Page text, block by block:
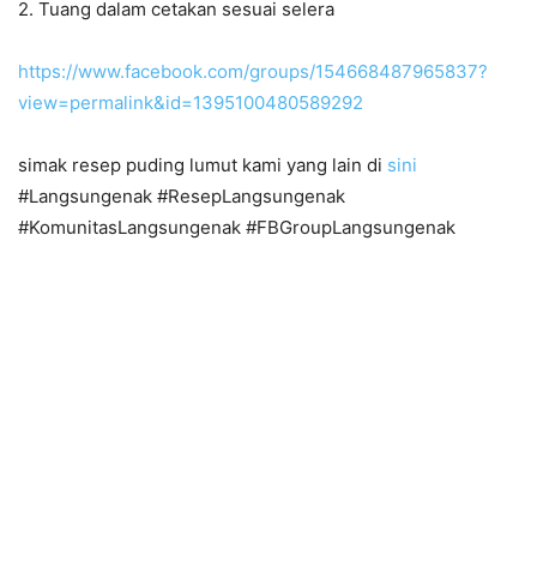
2. Tuang dalam cetakan sesuai selera
https://www.facebook.com/groups/154668487965837?
view=permalink&id=1395100480589292
simak resep puding lumut kami yang lain di sini
#Langsungenak #ResepLangsungenak
#KomunitasLangsungenak #FBGroupLangsungenak